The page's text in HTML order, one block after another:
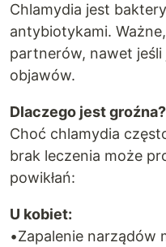
Chlamydia jest
antybiotykami.
partnerów, nawet jeśli
objawów.
Dlaczego jest groźna?
Choć chlamydia
brak leczenia może
powikłań:
U kobiet:
•Zapalenie narządów